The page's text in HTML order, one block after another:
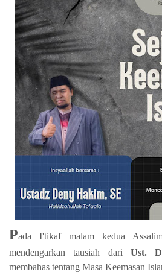
Pada I'tikaf malam kedua
mendengarkan tausiah dari Ust.
membahas tentang Masa Keemasan